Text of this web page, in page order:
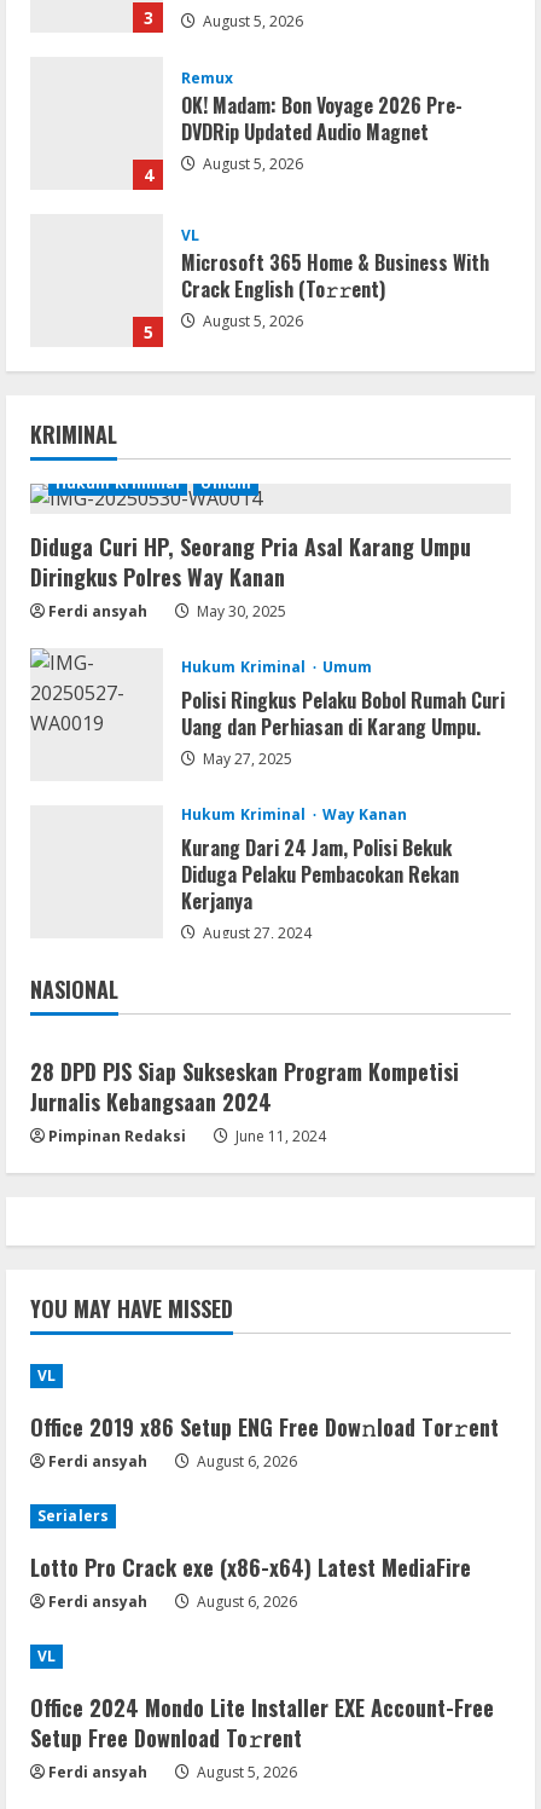
4 August 5, 2026
5
VL
Microsoft 365 Home & Business With
Crack English (To𝚛𝚛еnt)
August 5, 2026
1
VL
Office 2019 x86 Setup ENG Frее
Dow𝚗load Tоr𝚛ent
August 6, 2026
2
MediaFire
August 6, 2026
VL
Office 2024 Mondo Lite Installer EXE
Account-Free Setup Frее Download
To𝚛rent
August 5, 2026
Remux
OK! Madam: Bon Voyage 2026 Pre-
DVDRip Updated Audio Magnet
VL
Microsoft 365 Home & Business With
Crack English (To𝚛𝚛еnt)
KRIMINAL
Hukum Kriminal Umum
Diduga Curi HP, Seorang Pria Asal Karang Umpu
Diringkus Polres Way Kanan
Ferdi ansyah May 30, 2025
Hukum Kriminal Umum
Polisi Ringkus Pelaku Bobol Rumah Curi
Uang dan Perhiasan di Karang Umpu.
May 27, 2025
Hukum Kriminal Way Kanan
Kurang Dari 24 Jam, Polisi Bekuk
Diduga Pelaku Pembacokan Rekan
Kerjanya
August 27, 2024
NASIONAL
Jakarta
28 DPD PJS Siap Sukseskan Program Kompetisi
Jurnalis Kebangsaan 2024
Pimpinan Redaksi June 11, 2024
YOU MAY HAVE MISSED
VL
Office 2019 x86 Setup ENG Frее Dow𝚗load Tоr𝚛ent
Ferdi ansyah August 6, 2026
Serialers
Lotto Pro Crack exe (x86-x64) Latest MediaFire
Ferdi ansyah August 6, 2026
VL
Office 2024 Mondo Lite Installer EXE Account-Free
Setup Frее Download To𝚛rent
Ferdi ansyah August 5, 2026